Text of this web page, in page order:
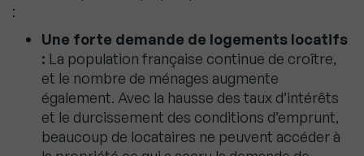
:
Une forte demande de logements locatifs
: La population française continue de croître,
et le nombre de ménages augmente
également. Avec la hausse des taux d’intérêts
et le durcissement des conditions d’emprunt,
beaucoup de locataires ne peuvent accéder à